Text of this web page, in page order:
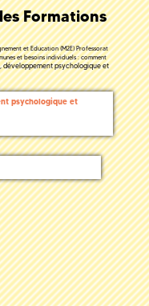
Formations
et Education (M2E) Professorat
et besoins individuels : comment
développement psychologique et
psychologique et